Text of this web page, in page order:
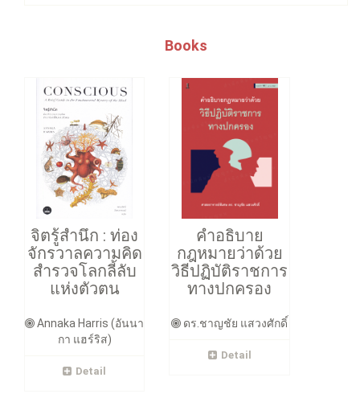
Books
จิตรู้สำนึก : ท่อง
จักรวาลความคิด
สำรวจโลกลี้ลับ
แห่งตัวตน
Annaka Harris (อันนา
กา แฮร์ริส)
Detail
คำอธิบาย
กฎหมายว่าด้วย
วิธีปฏิบัติราชการ
ทางปกครอง
ดร.ชาญชัย แสวงศักดิ์
Detail